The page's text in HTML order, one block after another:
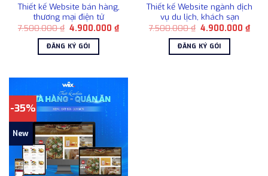
Thiết kế Website bán hàng,
thương mại điện tử
7.500.000₫ Giá
là:
7.500.000 ₫.
4.900.000₫Giá
hiện
ĐĂNG KÝ GÓI
Thiết kế Website ngành dịch
vụ du lịch, khách sạn
7.500.000₫ Giá
là:
7.500.000 ₫.
4.900.000₫Giá
hiện
ĐĂNG KÝ GÓI
-35%
New